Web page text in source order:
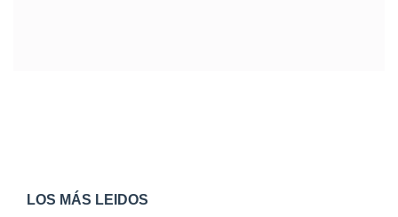
LOS MÁS LEIDOS